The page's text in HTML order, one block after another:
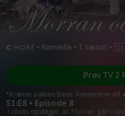
• Komedie • 1 sæson •
S1:E8 • Episode 8
Tobias opdager, at Morran går i
Prøv TV 2
*Kræver pakken Basis. Administrer dit